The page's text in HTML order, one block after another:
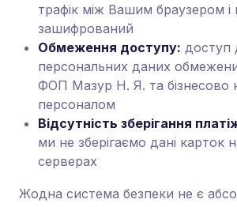
трафік між Вашим браузером
зашифрований
Обмеження доступу: доступ
персональних даних
ФОП Мазур Н. Я. та бізнесово
персоналом
Відсутність зберігання
ми не зберігаємо дані карток
серверах
Жодна система безпеки не є